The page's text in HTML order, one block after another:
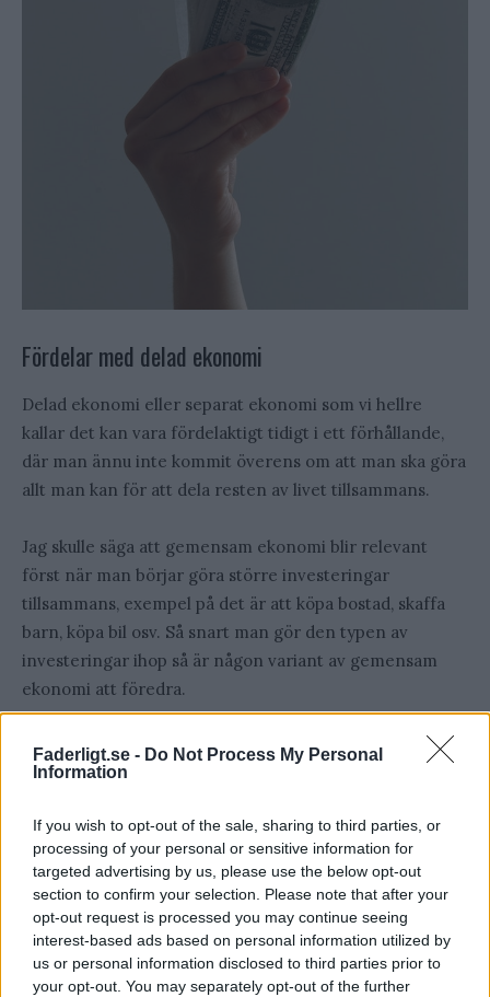
Faderligt.se - Do Not Process My Personal
Information
If you wish to opt-out of the sale, sharing to third parties, or
processing of your personal or sensitive information for
targeted advertising by us, please use the below opt-out
section to confirm your selection. Please note that after your
opt-out request is processed you may continue seeing
interest-based ads based on personal information utilized by
us or personal information disclosed to third parties prior to
your opt-out. You may separately opt-out of the further
Fördelar med delad ekonomi
Delad ekonomi eller separat ekonomi som vi hellre
kallar det kan vara fördelaktigt tidigt i ett förhållande,
där man ännu inte kommit överens om att man ska göra
allt man kan för att dela resten av livet tillsammans.
Jag skulle säga att gemensam ekonomi blir relevant
först när man börjar göra större investeringar
tillsammans, exempel på det är att köpa bostad, skaffa
barn, köpa bil osv. Så snart man gör den typen av
investeringar ihop så är någon variant av gemensam
ekonomi att föredra.
Nackdelar med delad ekonomi
med varandra så kan det uppstå enormt mycket friktion
och bråk om man delar upp sin ekonomi. Det är nästan
aldrig så att båda tjänar exakt lika mycket, så det
kommer alltid kännas orättvist för den ena parten.
Jag rekommenderar inte en delad ekonomi om man är